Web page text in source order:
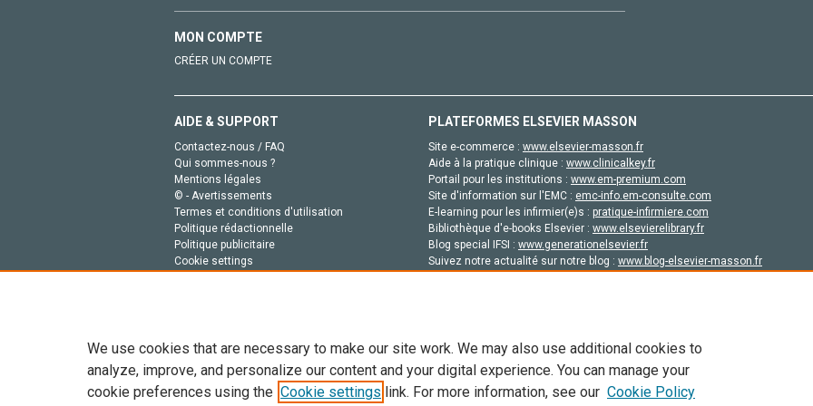
MON COMPTE
CRÉER UN COMPTE
AIDE & SUPPORT
Contactez-nous / FAQ
Qui sommes-nous ?
Mentions légales
© - Avertissements
Termes et conditions d'utilisation
Politique rédactionnelle
Politique publicitaire
Cookie settings
PLATEFORMES ELSEVIER MASSON
Site e-commerce : www.elsevier-masson.fr
Aide à la pratique clinique : www.clinicalkey.fr
Portail pour les institutions : www.em-premium.com
Site d'information sur l'EMC : emc-info.em-consulte.com
E-learning pour les infirmier(e)s : pratique-infirmiere.com
Bibliothèque d'e-books Elsevier : www.elsevierelibrary.fr
Blog special IFSI : www.generationelsevier.fr
Suivez notre actualité sur notre blog : www.blog-elsevier-masson.fr
Tout le contenu de ce site: Copyright © 2026 Elsevier, ses concédants de licence et ses contributeurs. Tout les droits sont réservés,
We use cookies that are necessary to make our site work. We may also use additional cookies to
analyze, improve, and personalize our content and your digital experience. You can manage your
cookie preferences using the Cookie settings link. For more information, see our Cookie Policy